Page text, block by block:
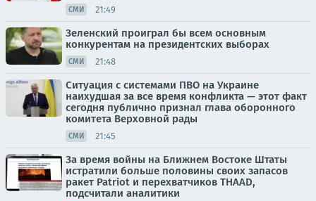
СМИ 21:49
Зеленский проиграл бы всем основным
конкурентам на президентских выборах
СМИ 21:48
Ситуация с системами ПВО на Украине
наихудшая за все время конфликта — этот факт
сегодня публично признал глава оборонного
комитета Верховной рады
СМИ 21:45
За время войны на Ближнем Востоке Штаты
истратили больше половины своих запасов
ракет Patriot и перехватчиков THAAD,
подсчитали аналитики